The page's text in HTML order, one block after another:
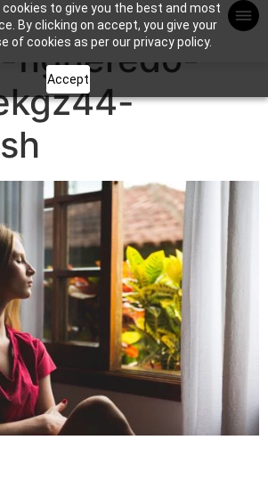
to give you the best and most
By clicking on accept, you give your
of cookies as per our privacy policy.
Accept
figueredo-